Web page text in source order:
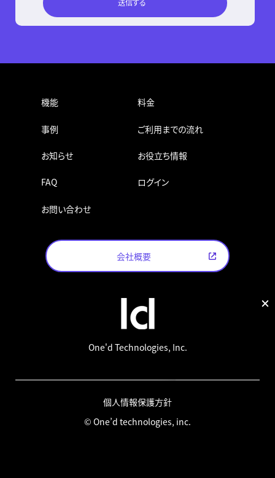
機能 料金
事例 ご利用までの流れ
お知らせ お役立ち情報
FAQ ログイン
お問い合わせ
会社概要
One'd Technologies, Inc.
個人情報保護方針
© One’d technologies, inc.